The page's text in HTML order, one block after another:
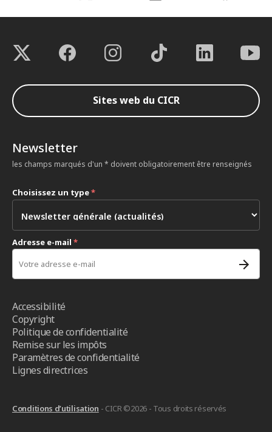
Sites web du CICR
Newsletter
les champs marqués d'un * doivent obligatoirement être renseignés
Choisissez un type*
Adresse e-mail *
Accessibilité
Copyright
Politique de confidentialité
Remise sur les impôts
Paramètres de confidentialité
Lignes directrices
Conditions d’utilisation - CICR ©2026 - Tous droits réservés